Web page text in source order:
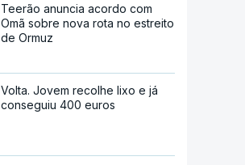
Teerão anuncia acordo com
Omã sobre nova rota no estreito
de Ormuz
Volta. Jovem recolhe lixo e já
conseguiu 400 euros